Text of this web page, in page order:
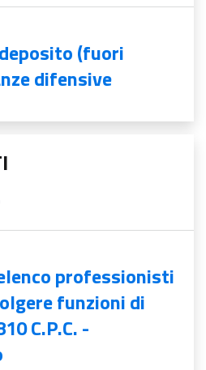
(fuori
difensive
professionisti
funzioni di
C.P.C. -